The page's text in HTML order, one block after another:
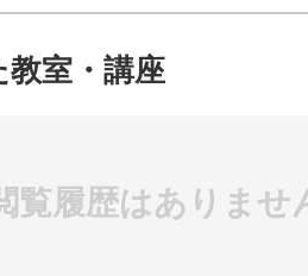
室・講座
覧履歴はありませ